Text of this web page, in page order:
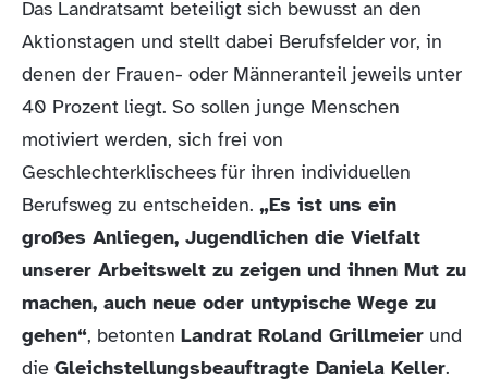
Das Landratsamt beteiligt sich bewusst an den
Aktionstagen und stellt dabei Berufsfelder vor, in
denen der Frauen- oder Männeranteil jeweils unter
40 Prozent liegt. So sollen junge Menschen
motiviert werden, sich frei von
Geschlechterklischees für ihren individuellen
Berufsweg zu entscheiden. „Es ist uns ein
großes Anliegen, Jugendlichen die Vielfalt
unserer Arbeitswelt zu zeigen und ihnen Mut zu
machen, auch neue oder untypische Wege zu
gehen“, betonten Landrat Roland Grillmeier und
die Gleichstellungsbeauftragte Daniela Keller.